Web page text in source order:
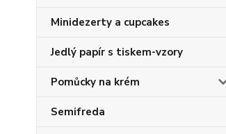
Minidezerty a cupcakes
Jedlý papír s tiskem-vzory
Pomůcky na krém
Semifreda